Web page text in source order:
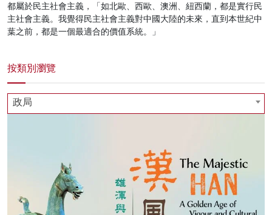
都屬於民主社會主義，「如北歐、西歐、澳洲、紐西蘭，都是實行民
主社會主義。我覺得民主社會主義對中國大陸的未來，直到本世紀中
葉之前，都是一個最適合的價值系統。」
按類別瀏覽
政局